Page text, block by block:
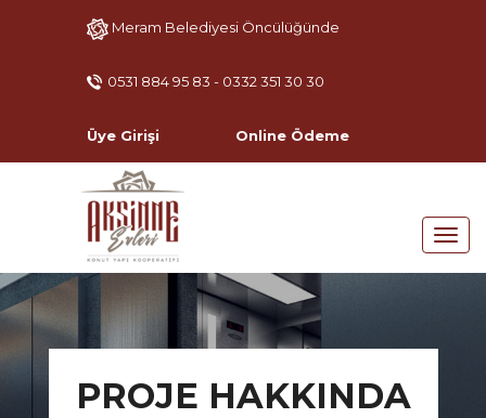
Meram Belediyesi Öncülüğünde
0531 884 95 83 - 0332 351 30 30
Üye Girişi Online Ödeme
PROJE HAKKINDA